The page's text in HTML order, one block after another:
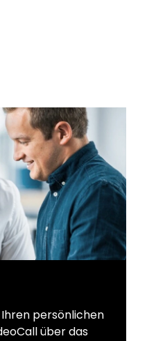
persönlichen
über das